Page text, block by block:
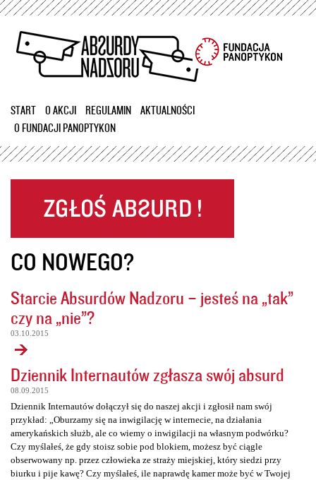
Przejdź
treści
START O AKCJI REGULAMIN
AKTUALNOŚCI
O FUNDACJI PANOPTYKON
CO NOWEGO?
Starcie Absurdów Nadzoru – jesteś na „tak”
czy na „nie”?
03.10.2015
Dziennik Internautów zgłasza swój absurd
08.09.2015
Dziennik Internautów dołączył się do naszej akcji i zgłosił nam swój
przykład: „Oburzamy się na inwigilację w internecie, na działania
amerykańskich służb, ale co wiemy o inwigilacji na własnym podwórku?
Czy myślałeś, że gdy stoisz sobie pod blokiem, możesz być ciągle
obserwowany np. przez człowieka ze straży miejskiej, który siedzi przy
biurku i pije kawę? Czy myślałeś, ile naprawdę kamer może być w Twojej